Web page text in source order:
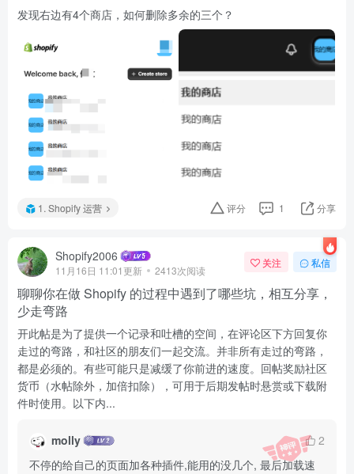
发现右边有4个商店，如何删除多余的三个？
1. Shopify 运营 评分 1 分享
Shopify2006
11月16日 11:01更新 2413次阅读
关注 私信
聊聊你在做 Shopify 的过程中遇到了哪些坑，相互分享，
少走弯路
开此帖是为了提供一个记录和吐槽的空间，在评论区下方回复你
走过的弯路，和社区的朋友们一起交流。并非所有走过的弯路，
都是必须的。有些可能只是减缓了你前进的速度。回帖奖励社区
货币（水帖除外，加倍扣除），可用于后期发帖时悬赏或下载附
件时使用。以下内...
molly
2
不停的给自己的页面加各种插件,能用的没几个, 最后加载速